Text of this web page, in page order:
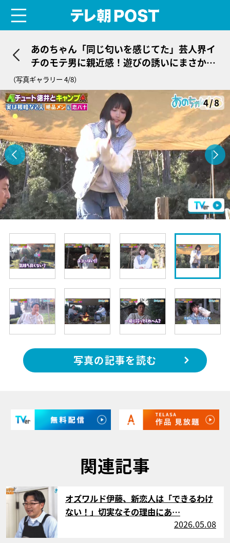
あのちゃん「同じ匂いを感じてた」芸人界イ
チのモテ男に親近感！遊びの誘いにまさかの
返答
（写真ギャラリー 4/8）
4/8
写真の記事を読む
関連記事
サムネイル
オズワルド伊藤、新恋人は「できるわけ
ない！」切実なその理由にあ…
2026.05.08